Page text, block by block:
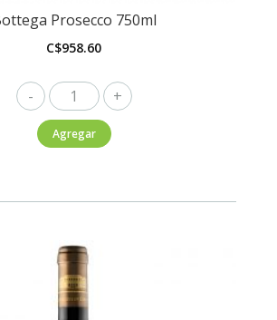
Prosecco 750ml
C$958.60
Bottega
Prosecco
750ml
Agregar